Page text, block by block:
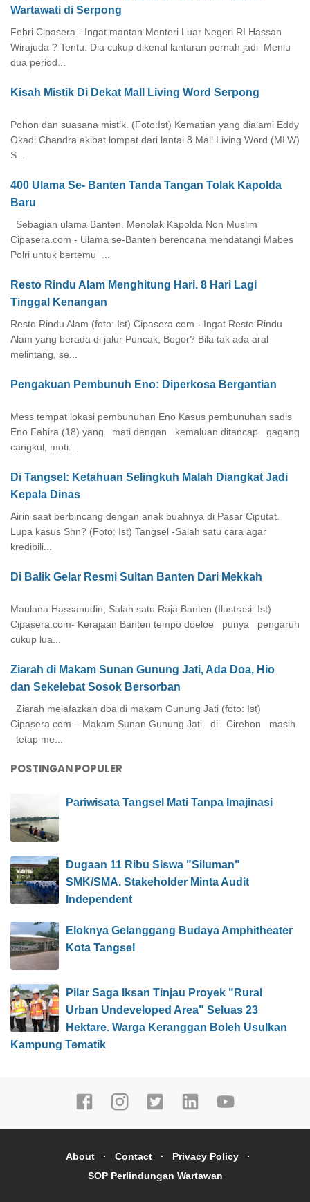
Wartawati di Serpong
Febri Cipasera - Ingat mantan Menteri Luar Negeri RI Hassan
Wirajuda ? Tentu. Dia cukup dikenal lantaran pernah jadi Menlu
dua period...
Kisah Mistik Di Dekat Mall Living Word Serpong
Pohon dan suasana mistik. (Foto:Ist) Kematian yang dialami Eddy
Okadi Chandra akibat lompat dari lantai 8 Mall Living Word (MLW)
S...
400 Ulama Se- Banten Tanda Tangan Tolak Kapolda
Baru
Sebagian ulama Banten. Menolak Kapolda Non Muslim
Cipasera.com - Ulama se-Banten berencana mendatangi Mabes
Polri untuk bertemu ...
Resto Rindu Alam Menghitung Hari. 8 Hari Lagi
Tinggal Kenangan
Resto Rindu Alam (foto: Ist) Cipasera.com - Ingat Resto Rindu
Alam yang berada di jalur Puncak, Bogor? Bila tak ada aral
melintang, se...
Pengakuan Pembunuh Eno: Diperkosa Bergantian
Mess tempat lokasi pembunuhan Eno Kasus pembunuhan sadis
Eno Fahira (18) yang mati dengan kemaluan ditancap gagang
cangkul, moti...
Di Tangsel: Ketahuan Selingkuh Malah Diangkat Jadi
Kepala Dinas
Airin saat berbincang dengan anak buahnya di Pasar Ciputat.
Lupa kasus Shn? (Foto: Ist) Tangsel -Salah satu cara agar
kredibili...
Di Balik Gelar Resmi Sultan Banten Dari Mekkah
Maulana Hassanudin, Salah satu Raja Banten (Ilustrasi: Ist)
Cipasera.com- Kerajaan Banten tempo doeloe punya pengaruh
cukup lua...
Ziarah di Makam Sunan Gunung Jati, Ada Doa, Hio
dan Sekelebat Sosok Bersorban
Ziarah melafazkan doa di makam Gunung Jati (foto: Ist)
Cipasera.com – Makam Sunan Gunung Jati di Cirebon masih
tetap me...
POSTINGAN POPULER
Pariwisata Tangsel Mati Tanpa Imajinasi
Dugaan 11 Ribu Siswa "Siluman"
SMK/SMA. Stakeholder Minta Audit
Independent
Eloknya Gelanggang Budaya Amphitheater
Kota Tangsel
Pilar Saga Iksan Tinjau Proyek "Rural
Urban Undeveloped Area" Seluas 23
Hektare. Warga Keranggan Boleh Usulkan
Kampung Tematik
About Contact
Privacy Policy
SOP Perlindungan Wartawan